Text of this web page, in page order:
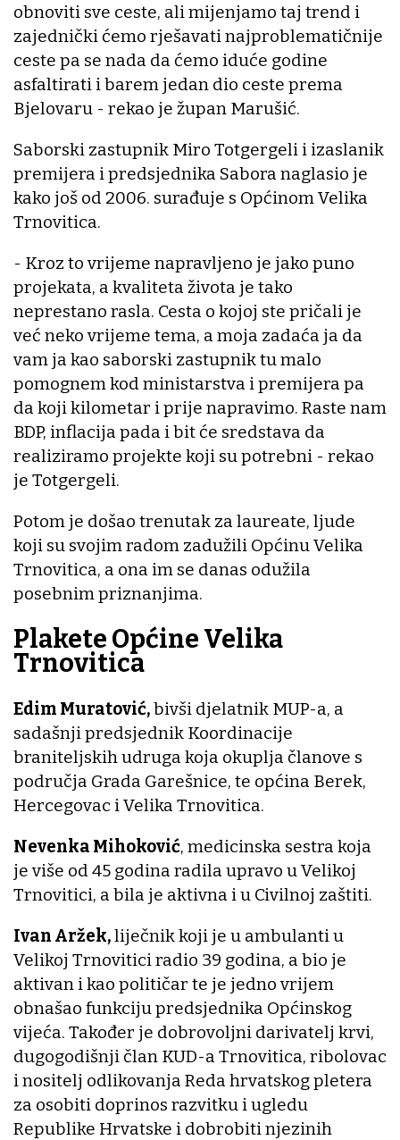
obnoviti sve ceste, ali mijenjamo taj trend i
zajednički ćemo rješavati najproblematičnije
ceste pa se nada da ćemo iduće godine
asfaltirati i barem jedan dio ceste prema
Bjelovaru - rekao je župan Marušić.
Saborski zastupnik Miro Totgergeli i izaslanik
premijera i predsjednika Sabora naglasio je
kako još od 2006. surađuje s Općinom Velika
Trnovitica.
- Kroz to vrijeme napravljeno je jako puno
projekata, a kvaliteta života je tako
neprestano rasla. Cesta o kojoj ste pričali je
već neko vrijeme tema, a moja zadaća ja da
vam ja kao saborski zastupnik tu malo
pomognem kod ministarstva i premijera pa
da koji kilometar i prije napravimo. Raste nam
BDP, inflacija pada i bit će sredstava da
realiziramo projekte koji su potrebni - rekao
je Totgergeli.
Potom je došao trenutak za laureate, ljude
koji su svojim radom zadužili Općinu Velika
Trnovitica, a ona im se danas odužila
posebnim priznanjima.
Plakete Općine Velika
Trnovitica
Edim Muratović,bivši djelatnik MUP-a, a
sadašnji predsjednik Koordinacije
braniteljskih udruga koja okuplja članove s
područja Grada Garešnice, te općina Berek,
Hercegovac i Velika Trnovitica.
Nevenka Mihoković, medicinska sestra koja
je više od 45 godina radila upravo u Velikoj
Trnovitici, a bila je aktivna i u Civilnoj zaštiti.
Ivan Aržek,liječnik koji je u ambulanti u
Velikoj Trnovitici radio 39 godina, a bio je
aktivan i kao političar te je jedno vrijem
obnašao funkciju predsjednika Općinskog
vijeća. Također je dobrovoljni darivatelj krvi,
dugogodišnji član KUD-a Trnovitica, ribolovac
i nositelj odlikovanja Reda hrvatskog pletera
za osobiti doprinos razvitku i ugledu
Republike Hrvatske i dobrobiti njezinih